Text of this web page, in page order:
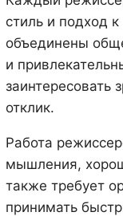
стиль и подход
объединены
и
заинтересовать
отклик.
Работа
мышления,
также требует
принимать